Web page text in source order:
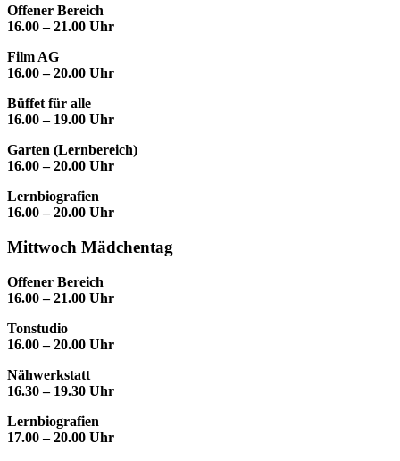
Offener Bereich
16.00 – 21.00 Uhr
Film AG
16.00 – 20.00 Uhr
Büffet für alle
16.00 – 19.00 Uhr
Garten (Lernbereich)
16.00 – 20.00 Uhr
Lernbiografien
16.00 – 20.00 Uhr
Mittwoch Mädchentag
Offener Bereich
16.00 – 21.00 Uhr
Tonstudio
16.00 – 20.00 Uhr
Nähwerkstatt
16.30 – 19.30 Uhr
Lernbiografien
17.00 – 20.00 Uhr